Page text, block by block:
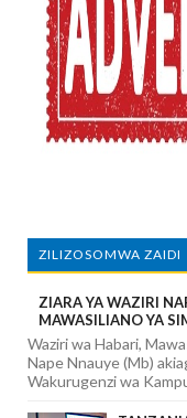
ZILIZOSOMWA ZAIDI
ZIARA YA WAZIRI
MAWASILIANO YA
Waziri wa Habari,
Nape Nnauye (Mb)
Wakurugenzi wa